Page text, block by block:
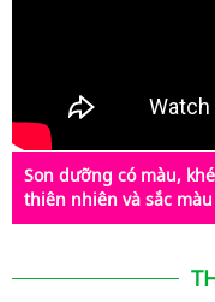
Son dưỡng có màu,
thiên nhiên và sắc